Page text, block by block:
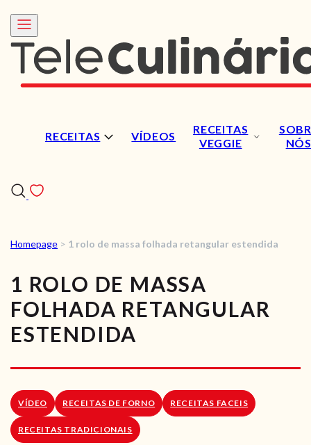
RECEITAS VÍDEOS
RECEITAS
VEGGIE
NÓS
RECEITAS
VÍDEOS
RECEITAS VEGGIE
LOJA ONLINE
Homepage > 1 rolo de massa folhada retangular estendida
1 ROLO DE MASSA
FOLHADA RETANGULAR
ESTENDIDA
VÍDEO RECEITAS DE FORNO RECEITAS FACEIS
RECEITAS TRADICIONAIS